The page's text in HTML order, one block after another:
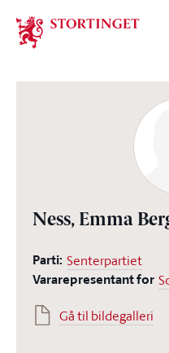
Stortinget.no
Ness, Emma
Parti: Senterpartiet
Vararepresentant for
Gå til bildegalleri